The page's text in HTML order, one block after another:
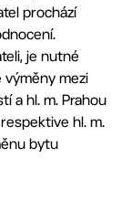
prochází
je nutné
výměny mezi
a hl. m. Prahou
hl. m.
bytu